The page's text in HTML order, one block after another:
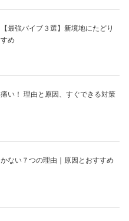
最強バイブ３選】新境地にたどり
め
い！ 理由と原因、すぐできる対策
ない７つの理由｜原因とおすすめ